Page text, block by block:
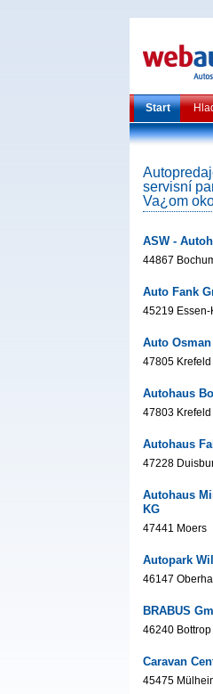
Start
servisní
Va¿om
ASW -
44867
Auto Fank
45219 Essen-
Auto Osman
47805 Krefeld
Autohaus
47803 Krefeld
Autohaus
47228
Autohaus
KG
47441 Moers
Autopark
46147
BRABUS
46240 Bottrop
Caravan
45475